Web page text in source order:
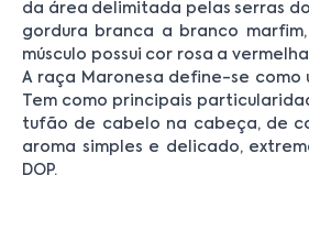
da área delimitada pelas serras
gordura branca a branco
músculo possui cor rosa a
A raça Maronesa define-se como
Tem como principais
tufão de cabelo na cabeça, de
aroma simples e delicado,
DOP.